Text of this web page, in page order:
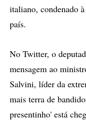
italiano, condenado
país.
No Twitter, o
mensagem ao
Salvini, líder da
mais terra de
presentinho' está